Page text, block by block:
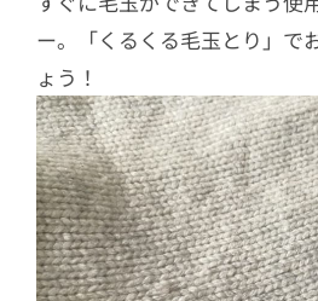
ー。「くるくる毛玉とり」で
ょう！